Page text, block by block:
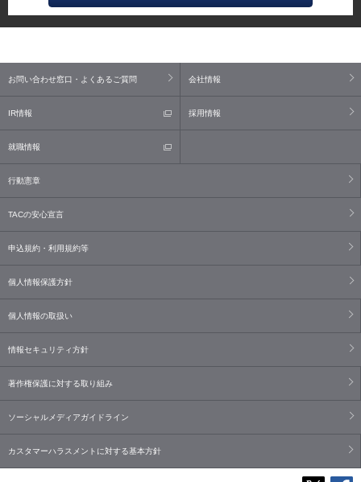
お問い合わせ窓口・よくあるご質問 会社情報
IR情報 採用情報
就職情報
行動憲章
TACの安心宣言
申込規約・利用規約等
個人情報保護方針
個人情報の取扱い
情報セキュリティ方針
著作権保護に対する取り組み
ソーシャルメディアガイドライン
カスタマーハラスメントに対する基本方針